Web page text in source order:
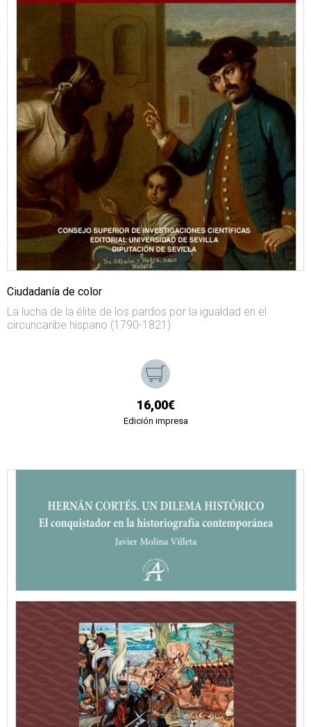
Ciudadanía de color
La lucha de la élite de los pardos por la igualdad en el
circuncaribe hispano (1790-1821)
16,00€
Edición impresa